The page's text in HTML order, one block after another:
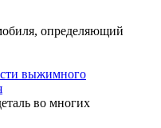
определяющий
выжимного
во многих